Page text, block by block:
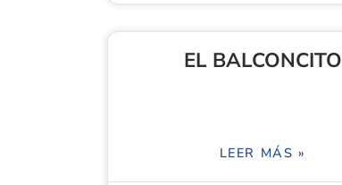
EL BALCONCITO
LEER MÁS »